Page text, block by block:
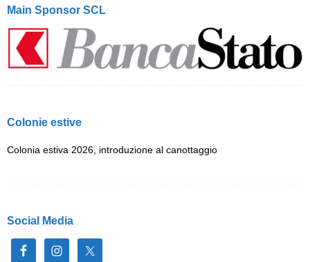
Main Sponsor SCL
Colonie estive
Colonia estiva 2026, introduzione al canottaggio
Social Media